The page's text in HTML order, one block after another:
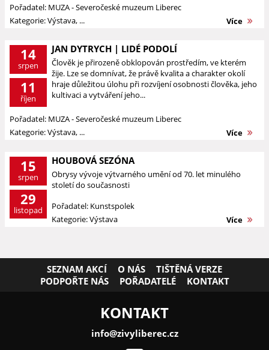
Pořadatel: MUZA - Severočeské muzeum Liberec
Kategorie: Výstava, ...
Více
14
srpen
11
říjen
JAN DYTRYCH | LIDÉ PODOLÍ
Člověk je přirozeně obklopován prostředím, ve kterém
žije. Lze se domnívat, že právě kvalita a charakter okolí
hraje důležitou úlohu při rozvíjení osobnosti člověka, jeho
kultivaci a vytváření jeho...
Pořadatel: MUZA - Severočeské muzeum Liberec
Kategorie: Výstava, ...
Více
15
srpen
29
listopad
HOUBOVÁ SEZÓNA
Obrysy vývoje výtvarného umění od 70. let minulého
století do současnosti
Pořadatel: Kunstspolek
Kategorie: Výstava
Více
SEZNAM AKCÍ O NÁS
TIŠTĚNÁ VERZE
PODPOŘTE NÁS
POŘADATELÉ KONTAKT
KONTAKT
info@zivyliberec.cz